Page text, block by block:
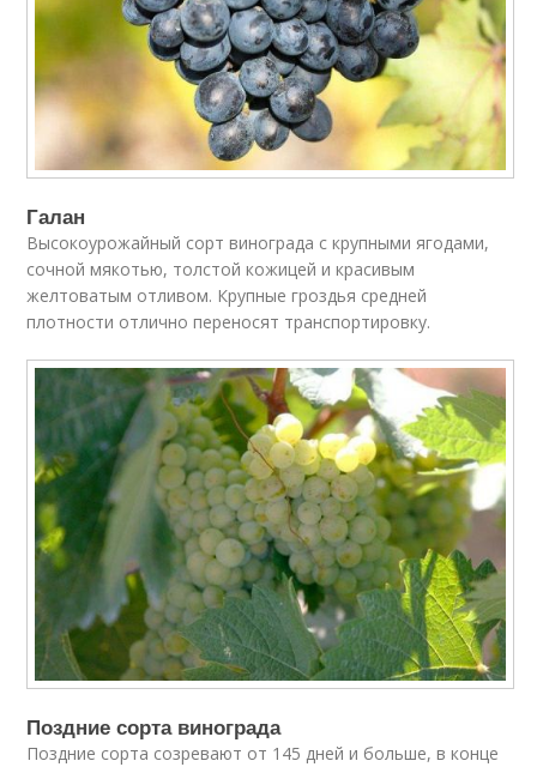
Галан
Высокоурожайный сорт винограда с крупными ягодами,
сочной мякотью, толстой кожицей и красивым
желтоватым отливом. Крупные гроздья средней
плотности отлично переносят транспортировку.
Поздние сорта винограда
Поздние сорта созревают от 145 дней и больше, в конце